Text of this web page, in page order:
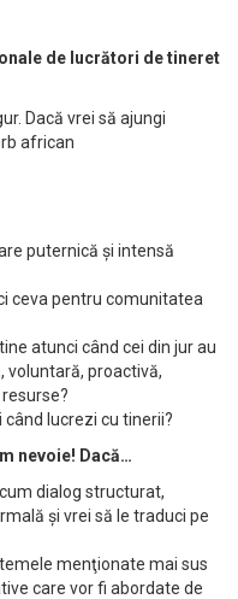
de lucrători de tineret
Dacă vrei să ajungi
african
puternică și intensă
ceva pentru comunitatea
atunci când cei din jur au
voluntară, proactivă,
lucrezi cu tinerii?
nevoie! Dacă…
dialog structurat,
și vrei să le traduci pe
menţionate mai sus
care vor fi abordate de